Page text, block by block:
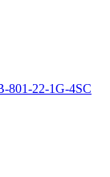
22-1G-4SC